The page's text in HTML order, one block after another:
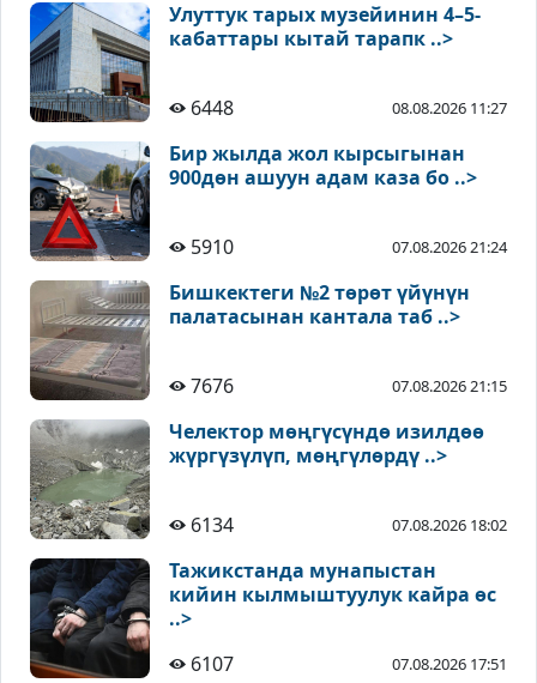
Улуттук тарых музейинин 4–5-
кабаттары кытай тарапк ..>
6448 08.08.2026 11:27
Бир жылда жол кырсыгынан
900дөн ашуун адам каза бо ..>
5910 07.08.2026 21:24
Бишкектеги №2 төрөт үйүнүн
палатасынан кантала таб ..>
7676 07.08.2026 21:15
Челектор мөңгүсүндө изилдөө
жүргүзүлүп, мөңгүлөрдү ..>
6134 07.08.2026 18:02
Тажикстанда мунапыстан
кийин кылмыштуулук кайра өс
..>
6107
07.08.2026 17:51